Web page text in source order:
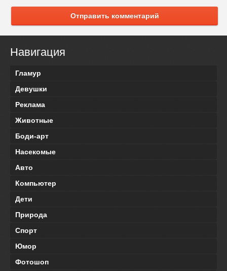
Отправить комментарий
Навигация
Гламур
Девушки
Реклама
Животные
Боди-арт
Насекомые
Авто
Компьютер
Дети
Природа
Спорт
Юмор
Фотошоп